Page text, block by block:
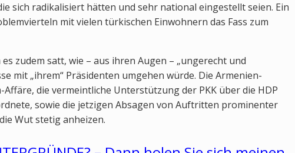
sich radikalisiert hätten und sehr national eingestellt seien. Ein
mit vielen türkischen Einwohnern das Fass zum
zudem satt, wie – aus ihren Augen – „ungerecht und
mit „ihrem“ Präsidenten umgehen würde. Die Armenien-
die vermeintliche Unterstützung der PKK über die HDP
sowie die jetzigen Absagen von Auftritten prominenter
Wut stetig anheizen.